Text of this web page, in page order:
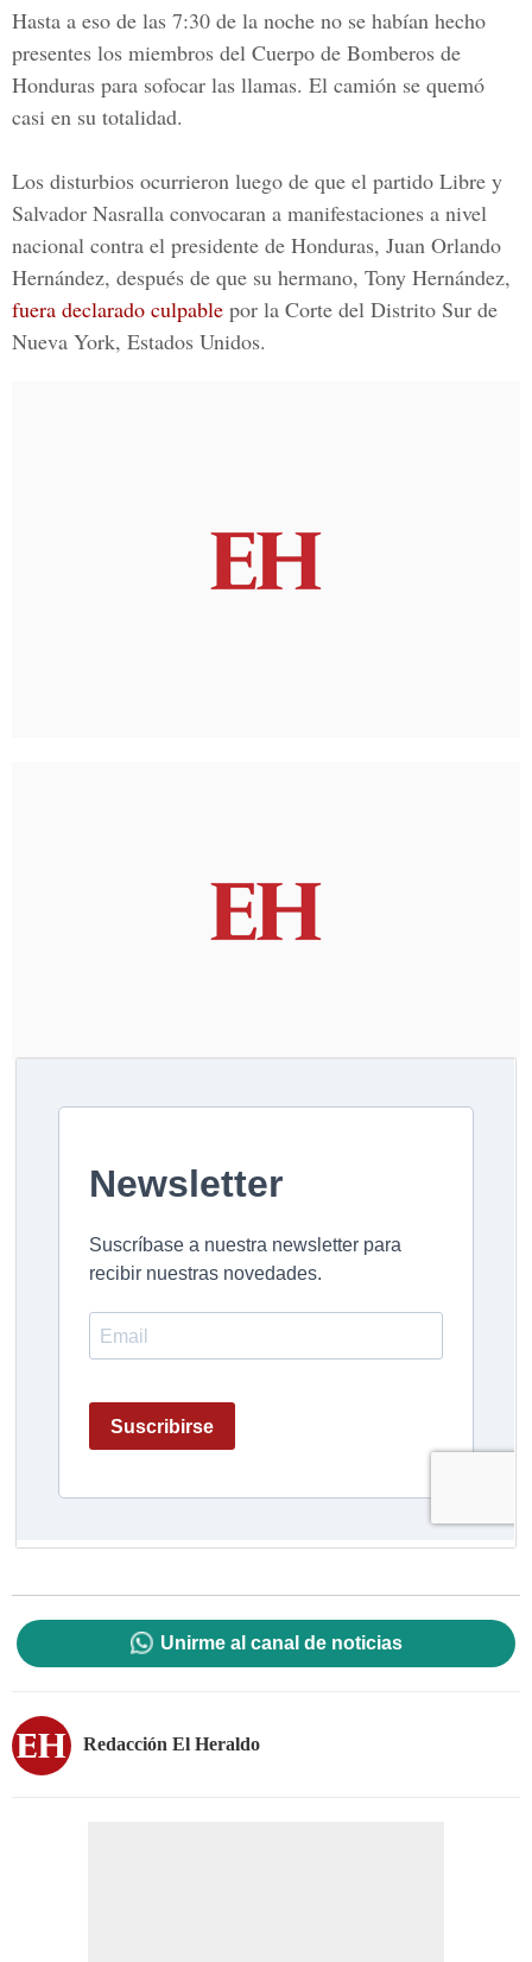
Hasta a eso de las 7:30 de la noche no se habían hecho
presentes los miembros del Cuerpo de Bomberos de
Honduras para sofocar las llamas. El camión se quemó
casi en su totalidad.
Los disturbios ocurrieron luego de que el partido Libre y
Salvador Nasralla convocaran a manifestaciones a nivel
nacional contra el presidente de Honduras, Juan Orlando
Hernández, después de que su hermano, Tony Hernández,
fuera declarado culpable por la Corte del Distrito Sur de
Nueva York, Estados Unidos.
Unirme al canal de noticias
Redacción El Heraldo